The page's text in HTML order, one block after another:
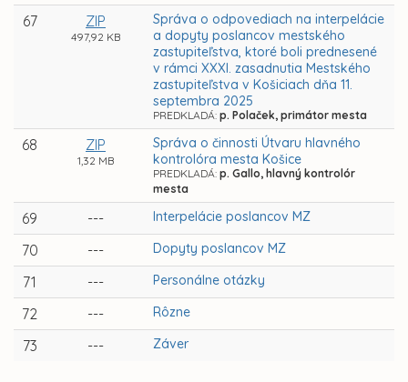
67 ZIP
497,92 KB
Správa o odpovediach na interpelácie
a dopyty poslancov mestského
zastupiteľstva, ktoré boli prednesené
v rámci XXXI. zasadnutia Mestského
zastupiteľstva v Košiciach dňa 11.
septembra 2025
PREDKLADÁ: p. Polaček, primátor mesta
68 ZIP
1,32 MB
Správa o činnosti Útvaru hlavného
kontrolóra mesta Košice
PREDKLADÁ: p. Gallo, hlavný kontrolór
mesta
69 --- Interpelácie poslancov MZ
70 --- Dopyty poslancov MZ
71 --- Personálne otázky
72 --- Rôzne
73 --- Záver